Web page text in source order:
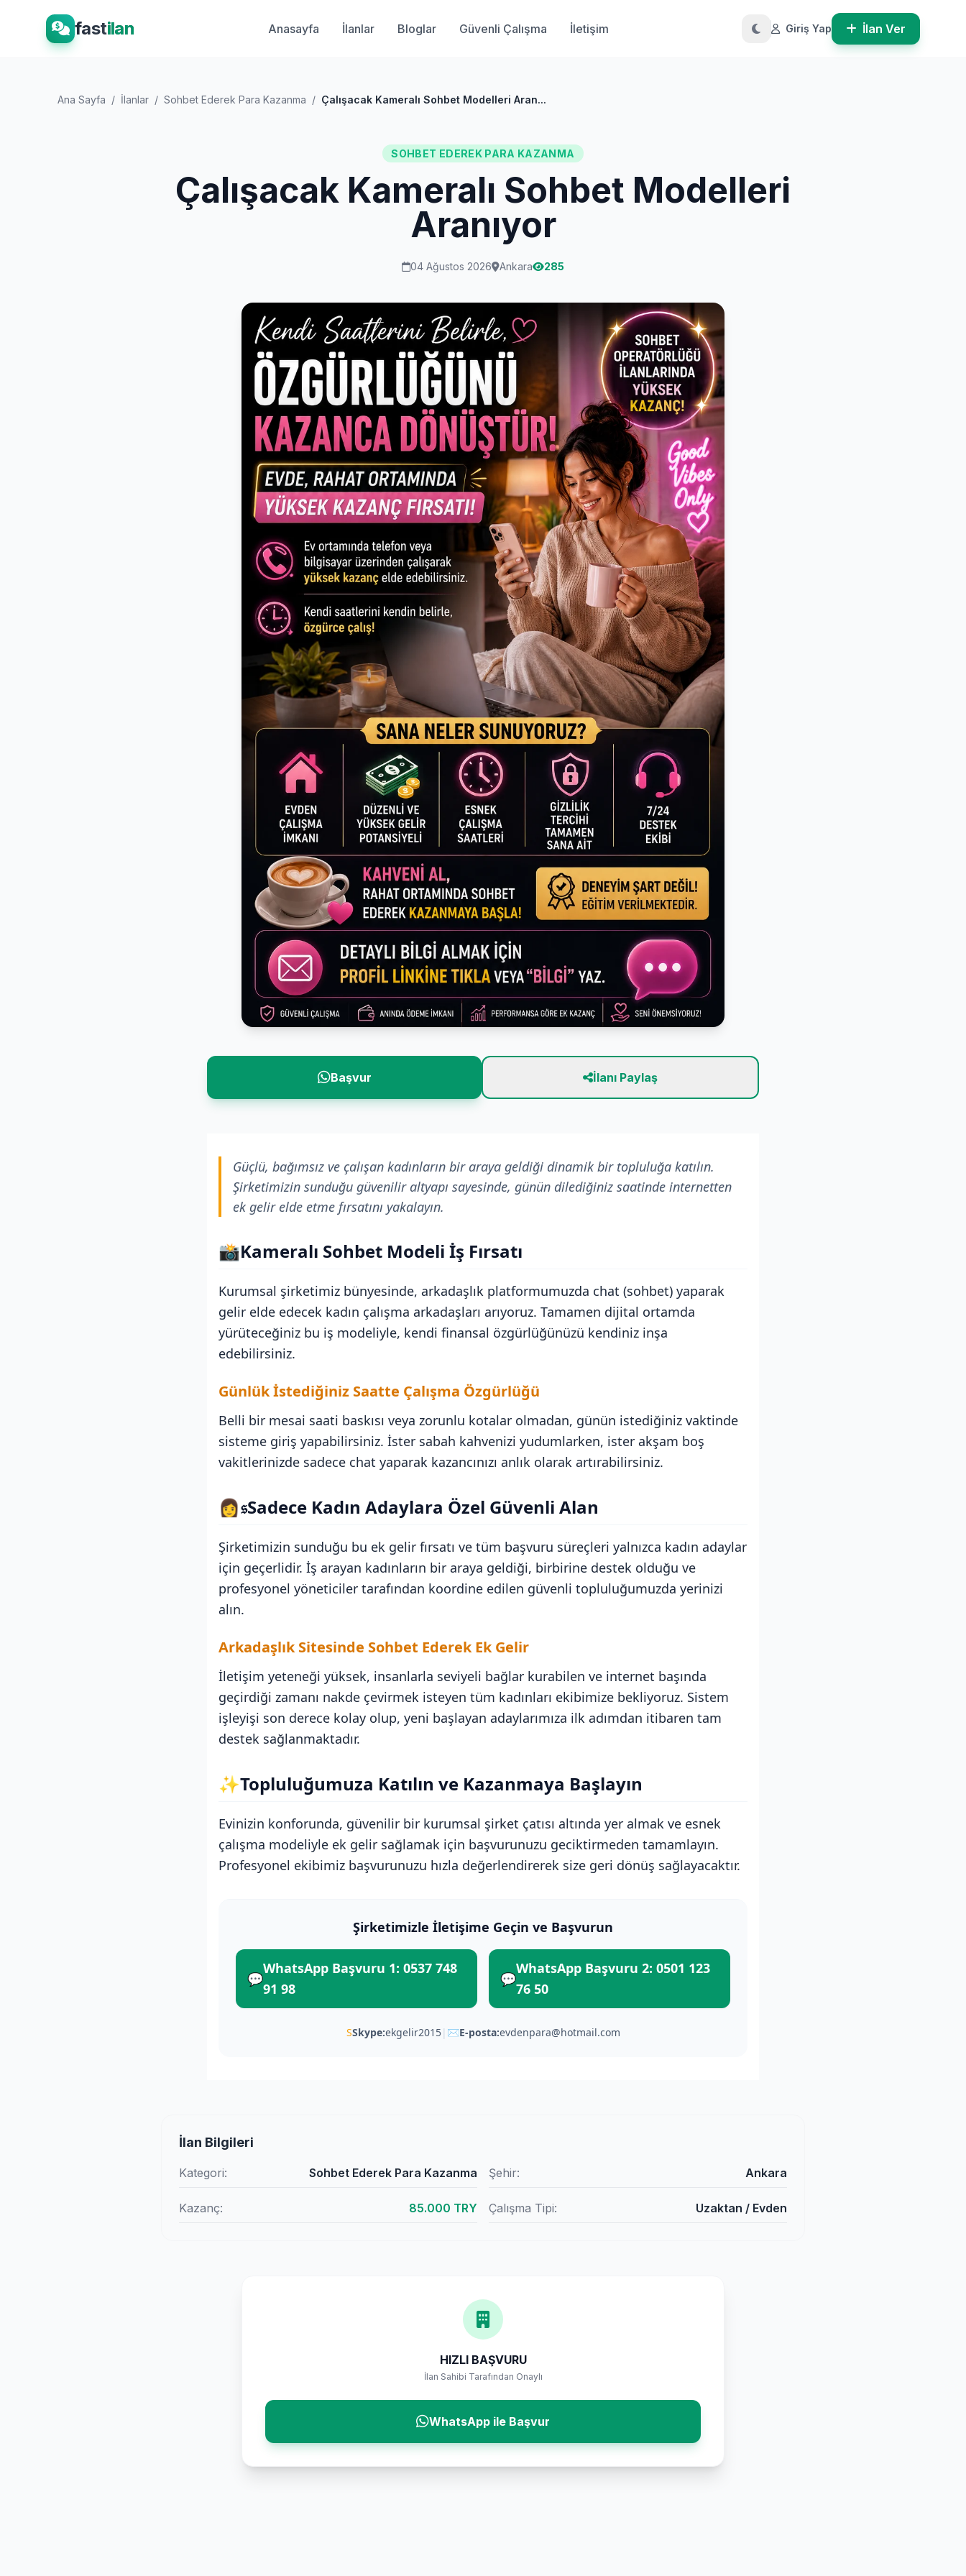
fastilan Anasayfa İlanlar Bloglar Güvenli Çalışma İletişim Giriş Yap İlan Ver
Ana Sayfa / İlanlar / Sohbet Ederek Para Kazanma / Çalışacak Kameralı Sohbet Modelleri Aran...
SOHBET EDEREK PARA KAZANMA
Çalışacak Kameralı Sohbet Modelleri
Aranıyor
04 Ağustos 2026 Ankara 285
Başvur İlanı Paylaş
Güçlü, bağımsız ve çalışan kadınların bir araya geldiği dinamik bir topluluğa katılın.
Şirketimizin sunduğu güvenilir altyapı sayesinde, günün dilediğiniz saatinde internetten
ek gelir elde etme fırsatını yakalayın.
📸Kameralı Sohbet Modeli İş Fırsatı
Kurumsal şirketimiz bünyesinde, arkadaşlık platformumuzda chat (sohbet) yaparak
gelir elde edecek kadın çalışma arkadaşları arıyoruz. Tamamen dijital ortamda
yürüteceğiniz bu iş modeliyle, kendi finansal özgürlüğünüzü kendiniz inşa
edebilirsiniz.
Günlük İstediğiniz Saatte Çalışma Özgürlüğü
Belli bir mesai saati baskısı veya zorunlu kotalar olmadan, günün istediğiniz vaktinde
sisteme giriş yapabilirsiniz. İster sabah kahvenizi yudumlarken, ister akşam boş
vakitlerinizde sadece chat yaparak kazancınızı anlık olarak artırabilirsiniz.
👩‍𝔰Sadece Kadın Adaylara Özel Güvenli Alan
Şirketimizin sunduğu bu ek gelir fırsatı ve tüm başvuru süreçleri yalnızca kadın adaylar
için geçerlidir. İş arayan kadınların bir araya geldiği, birbirine destek olduğu ve
profesyonel yöneticiler tarafından koordine edilen güvenli topluluğumuzda yerinizi
alın.
Arkadaşlık Sitesinde Sohbet Ederek Ek Gelir
İletişim yeteneği yüksek, insanlarla seviyeli bağlar kurabilen ve internet başında
geçirdiği zamanı nakde çevirmek isteyen tüm kadınları ekibimize bekliyoruz. Sistem
işleyişi son derece kolay olup, yeni başlayan adaylarımıza ilk adımdan itibaren tam
destek sağlanmaktadır.
✨Topluluğumuza Katılın ve Kazanmaya Başlayın
Evinizin konforunda, güvenilir bir kurumsal şirket çatısı altında yer almak ve esnek
çalışma modeliyle ek gelir sağlamak için başvurunuzu geciktirmeden tamamlayın.
Profesyonel ekibimiz başvurunuzu hızla değerlendirerek size geri dönüş sağlayacaktır.
Şirketimizle İletişime Geçin ve Başvurun
💬
WhatsApp Başvuru 1: 0537 748
91 98
💬
WhatsApp Başvuru 2: 0501 123
76 50
SSkype:ekgelir2015| ✉E-posta:evdenpara@hotmail.com
İlan Bilgileri
Kategori: Sohbet Ederek Para Kazanma Şehir: Ankara
Kazanç: 85.000 TRY Çalışma Tipi: Uzaktan / Evden
HIZLI BAŞVURU
İlan Sahibi Tarafından Onaylı
WhatsApp ile Başvur